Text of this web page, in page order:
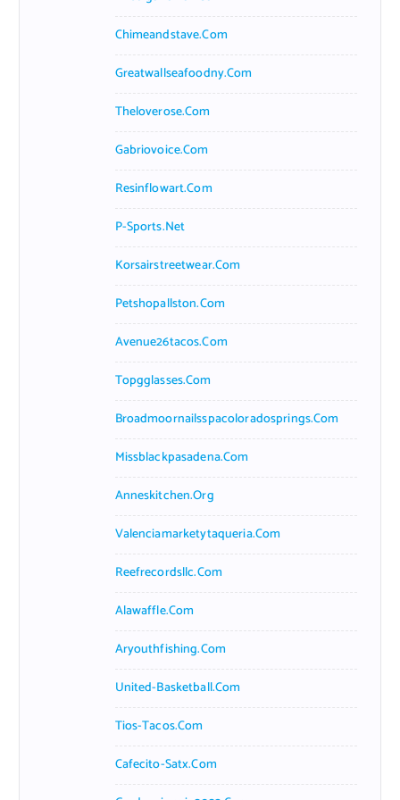
Chimeandstave.com
Greatwallseafoodny.com
Theloverose.com
Gabriovoice.com
Resinflowart.com
P-Sports.net
Korsairstreetwear.com
Petshopallston.com
Avenue26tacos.com
Topgglasses.com
Broadmoornailsspacoloradosprings.com
Missblackpasadena.com
Anneskitchen.org
Valenciamarketytaqueria.com
Reefrecordsllc.com
Alawaffle.com
Aryouthfishing.com
United-Basketball.com
Tios-Tacos.com
Cafecito-Satx.com